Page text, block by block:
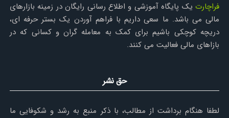
فراچارتیک پایگاه آموزشی و اطلاع رسانی رایگان در زمینه بازارهای
مالی می باشد. ما سعی داریم با فراهم آوردن یک بستر حرفه ای،
دریچه کوچکی باشیم برای کمک به معامله گران و کسانی که در
بازاهای مالی فعالیت می کنند.
حق نشر
لطفا هنگام برداشت از مطالب، با ذکر منبع به رشد و شکوفایی ما